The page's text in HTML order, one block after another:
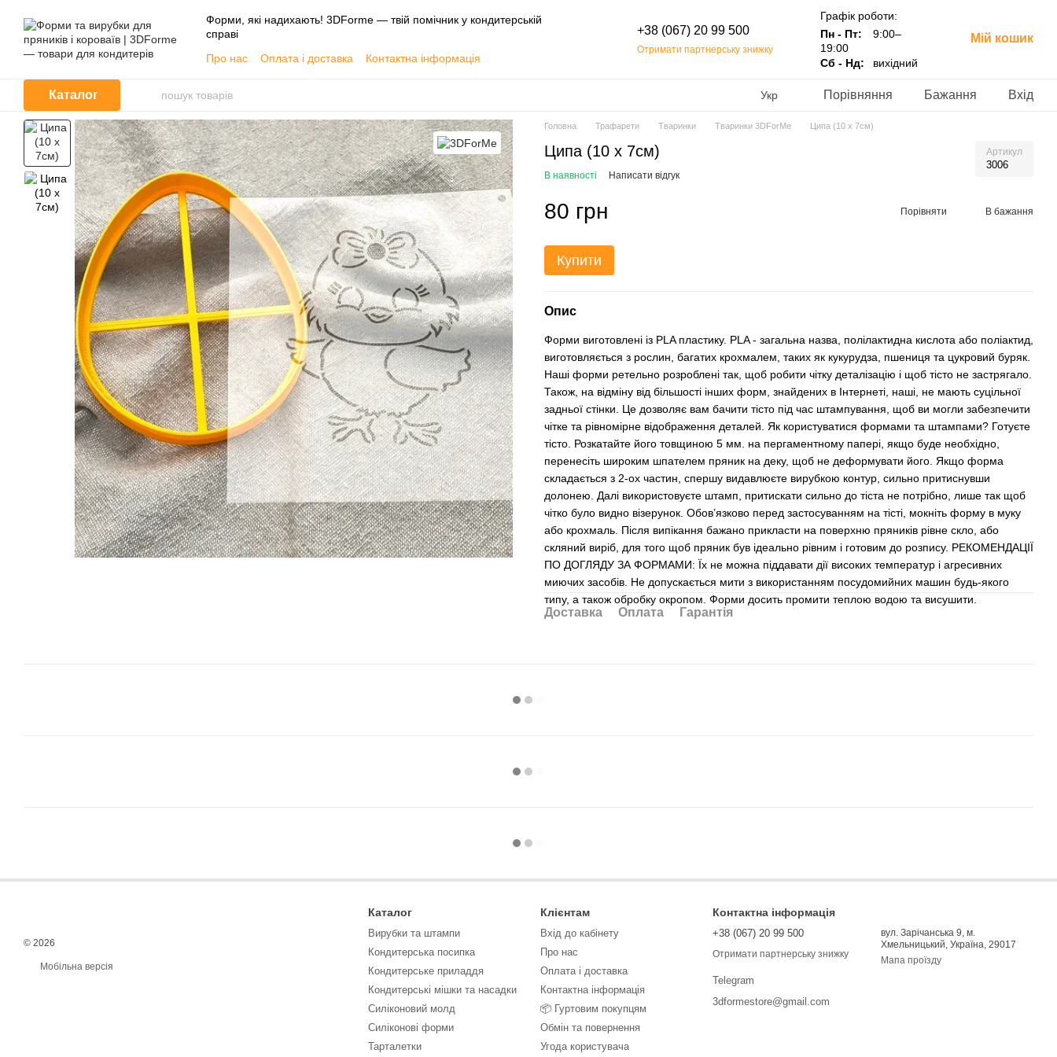
Форми, які надихають! 3DForme — твій помічник у кондитерській
справі
Про нас
Оплата і доставка
Контактна інформація
Угода користувача
+38 (067) 20 99 500
Отримати партнерську знижку
Графік роботи:
Пн - Пт:
9:00–
19:00
Сб - Нд:
вихідний
Мій кошик
Каталог Укр Порівняння Бажання Вхід
Головна Трафарети Тваринки Тваринки 3DForMe Ципа (10 х 7см)
Ципа (10 х 7см) Артикул
3006
В наявності Написати відгук
80 грн Порівняти В бажання
Купити
Опис
Форми виготовлені із PLA пластику. PLA - загальна назва, полілактидна кислота або поліактид,
виготовляється з рослин, багатих крохмалем, таких як кукурудза, пшениця та цукровий буряк.
Наші форми ретельно розроблені так, щоб робити чітку деталізацію і щоб тісто не застрягало.
Також, на відміну від більшості інших форм, знайдених в Інтернеті, наші, не мають суцільної
задньої стінки. Це дозволяє вам бачити тісто під час штампування, щоб ви могли забезпечити
чітке та рівномірне відображення деталей. Як користуватися формами та штампами? Готуєте
тісто. Розкатайте його товщиною 5 мм. на пергаментному папері, якщо буде необхідно,
перенесіть широким шпателем пряник на деку, щоб не деформувати його. Якщо форма
складається з 2-ох частин, спершу видавлюєте вирубкою контур, сильно притиснувши
долонею. Далі використовуєте штамп, притискати сильно до тіста не потрібно, лише так щоб
чітко було видно візерунок. Обов’язково перед застосуванням на тісті, мокніть форму в муку
або крохмаль. Після випікання бажано прикласти на поверхню пряників рівне скло, або
скляний виріб, для того щоб пряник був ідеально рівним і готовим до розпису. РЕКОМЕНДАЦІЇ
ПО ДОГЛЯДУ ЗА ФОРМАМИ: Їх не можна піддавати дії високих температур і агресивних
миючих засобів. Не допускається мити з використанням посудомийних машин будь-якого
типу, а також обробку окропом. Форми досить промити теплою водою та висушити.
Доставка Оплата Гарантія
© 2026
Мобільна версія
Каталог
Вирубки та штампи
Кондитерська посипка
Кондитерське приладдя
Кондитерські мішки та насадки
Силіконовий молд
Силіконові форми
Тарталетки
Клієнтам
Вхід до кабінету
Про нас
Оплата і доставка
Контактна інформація
📦 Гуртовим покупцям
Обмін та повернення
Угода користувача
Контактна інформація
+38 (067) 20 99 500
Отримати партнерську знижку
Telegram
3dformestore@gmail.com
вул. Зарічанська 9, м.
Хмельницький, Україна, 29017
Мапа проїзду